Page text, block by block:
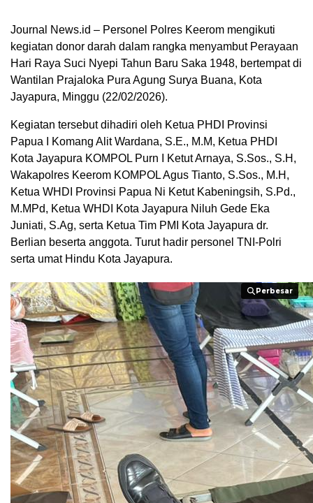
Journal News.id – Personel Polres Keerom mengikuti
kegiatan donor darah dalam rangka menyambut Perayaan
Hari Raya Suci Nyepi Tahun Baru Saka 1948, bertempat di
Wantilan Prajaloka Pura Agung Surya Buana, Kota
Jayapura, Minggu (22/02/2026).
Kegiatan tersebut dihadiri oleh Ketua PHDI Provinsi
Papua I Komang Alit Wardana, S.E., M.M, Ketua PHDI
Kota Jayapura KOMPOL Purn I Ketut Arnaya, S.Sos., S.H,
Wakapolres Keerom KOMPOL Agus Tianto, S.Sos., M.H,
Ketua WHDI Provinsi Papua Ni Ketut Kabeningsih, S.Pd.,
M.MPd, Ketua WHDI Kota Jayapura Niluh Gede Eka
Juniati, S.Ag, serta Ketua Tim PMI Kota Jayapura dr.
Berlian beserta anggota. Turut hadir personel TNI-Polri
serta umat Hindu Kota Jayapura.
Perbesar
Perbesar